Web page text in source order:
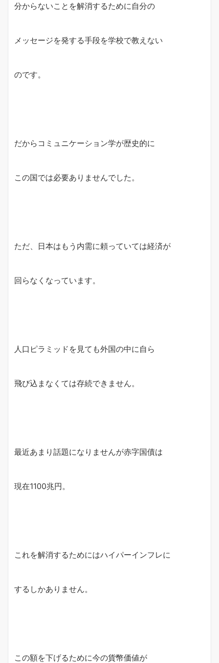
分からないことを解消するために自分の
メッセージを発する手段を学校で教えない
のです。
だからコミュニケーション学が歴史的に
この国では必要ありませんでした。
ただ、日本はもう内需に頼っていては経済が
回らなくなっています。
人口ピラミッドを見ても外国の中に自ら
飛び込まなくては存続できません。
最近あまり話題になりませんが赤字国債は
現在1100兆円。
これを解消するためにはハイパーインフレに
するしかありません。
この額を下げるために今の貨幣価値が